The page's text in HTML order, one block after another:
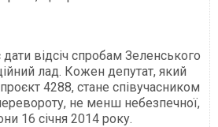
відсіч спробам Зеленського
лад. Кожен депутат, який
4288, стане співучасником
не менш небезпечної,
16 січня 2014 року.